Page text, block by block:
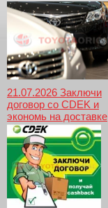
21.07.2026 Заключи
договор со CDEK и
экономь на доставке